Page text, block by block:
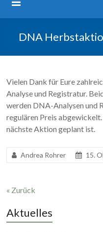
09
MARCH
ILSHOFEN
DNA
Vielen Dank für Eure
Analyse und Registratur.
werden DNA-Analysen und
regulären Preis
nächste Aktion geplant ist.
Andrea Rohrer 15.
« Zurück
Aktuelles